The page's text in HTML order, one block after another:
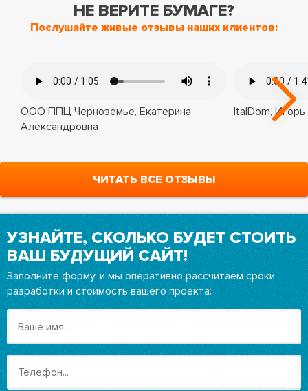
НЕ ВЕРИТЕ БУМАГЕ?
Послушайте живые отзывы наших клиентов:
ООО ППЦ Черноземье, Екатерина
Александровна
ItalDom, Игорь
ЧИТАТЬ ВСЕ ОТЗЫВЫ
УЗНАЙТЕ, СКОЛЬКО БУДЕТ СТОИТЬ
ВАШ БУДУЩИЙ САЙТ!
Заполните форму, и мы оперативно рассчитаем сроки
разработки и стоимость вашего проекта: